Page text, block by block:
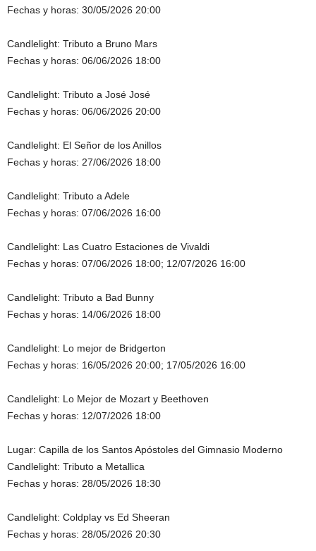
Fechas y horas: 30/05/2026 20:00
Candlelight: Tributo a Bruno Mars
Fechas y horas: 06/06/2026 18:00
Candlelight: Tributo a José José
Fechas y horas: 06/06/2026 20:00
Candlelight: El Señor de los Anillos
Fechas y horas: 27/06/2026 18:00
Candlelight: Tributo a Adele
Fechas y horas: 07/06/2026 16:00
Candlelight: Las Cuatro Estaciones de Vivaldi
Fechas y horas: 07/06/2026 18:00; 12/07/2026 16:00
Candlelight: Tributo a Bad Bunny
Fechas y horas: 14/06/2026 18:00
Candlelight: Lo mejor de Bridgerton
Fechas y horas: 16/05/2026 20:00; 17/05/2026 16:00
Candlelight: Lo Mejor de Mozart y Beethoven
Fechas y horas: 12/07/2026 18:00
Lugar: Capilla de los Santos Apóstoles del Gimnasio Moderno
Candlelight: Tributo a Metallica
Fechas y horas: 28/05/2026 18:30
Candlelight: Coldplay vs Ed Sheeran
Fechas y horas: 28/05/2026 20:30